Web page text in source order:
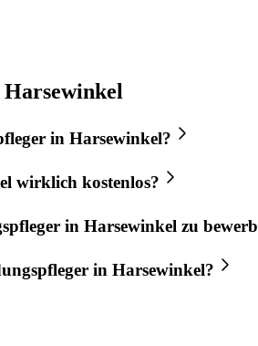
Harsewinkel
in Harsewinkel?
wirklich kostenlos?
in Harsewinkel zu
in Harsewinkel?